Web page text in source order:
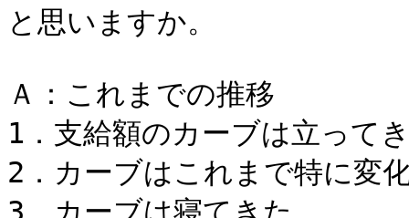
と思いますか。
Ａ：これまでの推移
1．支給額のカーブは
2．カーブはこれまで特に